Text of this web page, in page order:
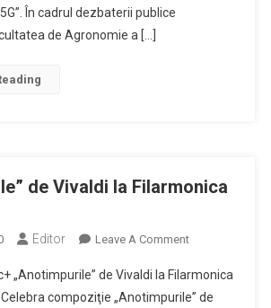
În cadrul dezbaterii publice
de Agronomie a […]
de Vivaldi la Filarmonica
Editor Leave A CommentOn
De
Vivaldi
„Anotimpurile” de Vivaldi la Filarmonica
Celebra compoziţie „Anotimpurile” de